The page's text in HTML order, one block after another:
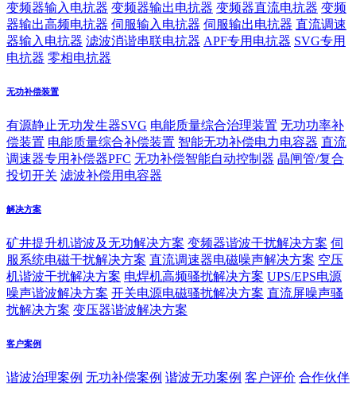
变频器输入电抗器 变频器输出电抗器 变频器直流电抗器 变频
器输出高频电抗器 伺服输入电抗器 伺服输出电抗器 直流调速
器输入电抗器 滤波消谐串联电抗器 APF专用电抗器 SVG专用
电抗器 零相电抗器
无功补偿装置
有源静止无功发生器SVG 电能质量综合治理装置 无功功率补
偿装置 电能质量综合补偿装置 智能无功补偿电力电容器 直流
调速器专用补偿器PFC 无功补偿智能自动控制器 晶闸管/复合
投切开关 滤波补偿用电容器
解决方案
矿井提升机谐波及无功解决方案 变频器谐波干扰解决方案 伺
服系统电磁干扰解决方案 直流调速器电磁噪声解决方案 空压
机谐波干扰解决方案 电焊机高频骚扰解决方案 UPS/EPS电源
噪声谐波解决方案 开关电源电磁骚扰解决方案 直流屏噪声骚
扰解决方案 变压器谐波解决方案
客户案例
谐波治理案例 无功补偿案例 谐波无功案例 客户评价 合作伙伴